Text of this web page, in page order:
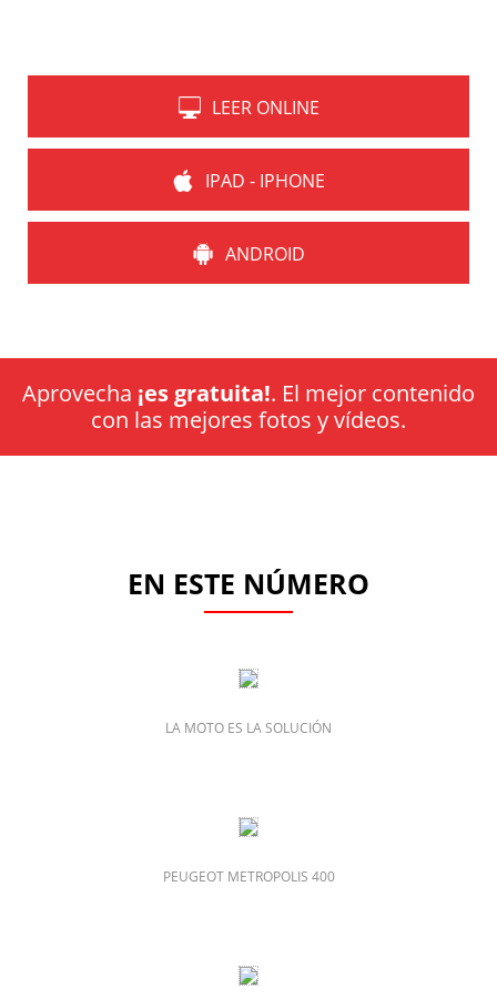
LEER ONLINE
IPAD - IPHONE
ANDROID
Aprovecha ¡es gratuita!. El mejor contenido
con las mejores fotos y vídeos.
EN ESTE NÚMERO
LA MOTO ES LA SOLUCIÓN
PEUGEOT METROPOLIS 400